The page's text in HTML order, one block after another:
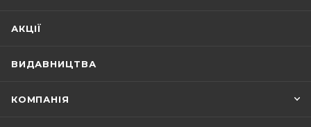
АКЦІЇ
ВИДАВНИЦТВА
КОМПАНІЯ